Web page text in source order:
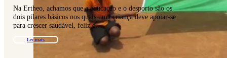
Na Ertheo, achamos que a educação e o desporto são os
dois pilares básicos nos quais uma criança deve apoiar-se
para crescer saudável, feliz e…
Ler mais